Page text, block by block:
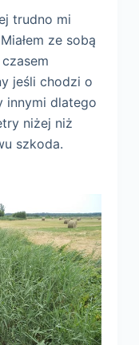
trudno mi
ze sobą
jeśli chodzi o
innymi dlatego
niżej niż
szkoda.